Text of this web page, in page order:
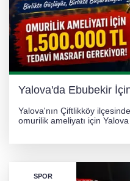
Yalova'da Ebubekir
Yalova'nın Çiftlikköy
omurilik ameliyatı için
SPOR